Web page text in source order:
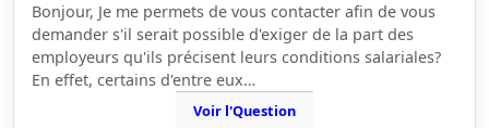
Bonjour, Je me permets de vous contacter afin de vous
demander s'il serait possible d'exiger de la part des
employeurs qu'ils précisent leurs conditions salariales?
En effet, certains d'entre eux…
Voir l'Question